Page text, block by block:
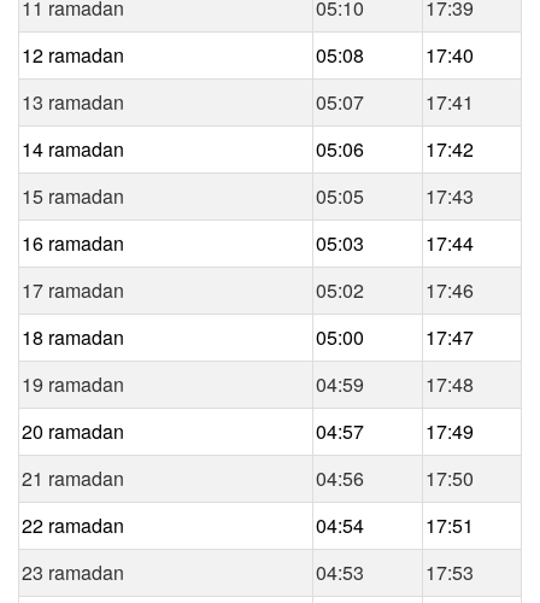
11 ramadan 05:10
17:39
12 ramadan
05:08
17:40
13 ramadan
05:07
17:41
14 ramadan
05:06
17:42
15 ramadan
05:05
17:43
16 ramadan
05:03
17:44
17 ramadan
05:02
17:46
18 ramadan
05:00
17:47
19 ramadan
04:59
17:48
20 ramadan
04:57
17:49
21 ramadan
04:56
17:50
22 ramadan
04:54
17:51
23 ramadan
04:53
17:53